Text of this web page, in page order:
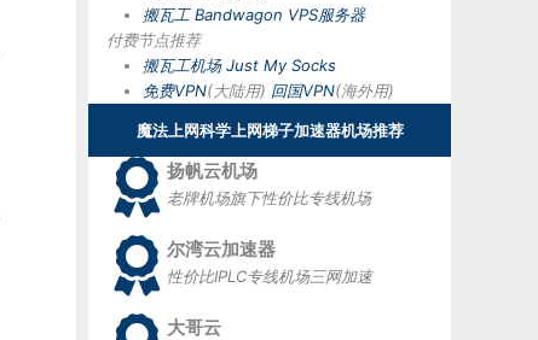
搬瓦工 Bandwagon VPS服务器
付费节点推荐
搬瓦工机场 Just My Socks
免费VPN(大陆用) 回国VPN(海外用)
魔法上网科学上网梯子加速器机场推荐
扬帆云机场
老牌机场旗下性价比专线机场
尔湾云加速器
性价比IPLC专线机场三网加速
大哥云